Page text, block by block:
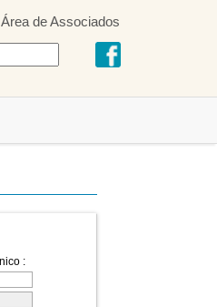
Área de Associados